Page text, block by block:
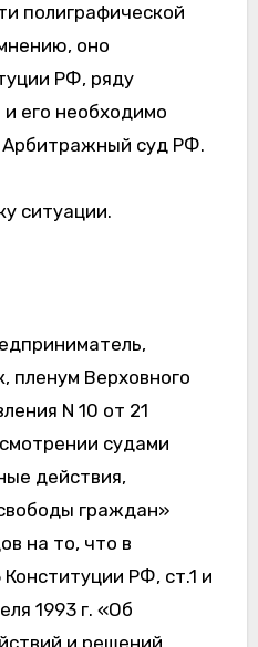
полиграфической
оно
РФ, ряду
его необходимо
суд РФ.
ситуации.
пленум Верховного
N 10 от 21
судами
действия,
граждан»
на то, что в
РФ, ст.1 и
1993 г. «Об